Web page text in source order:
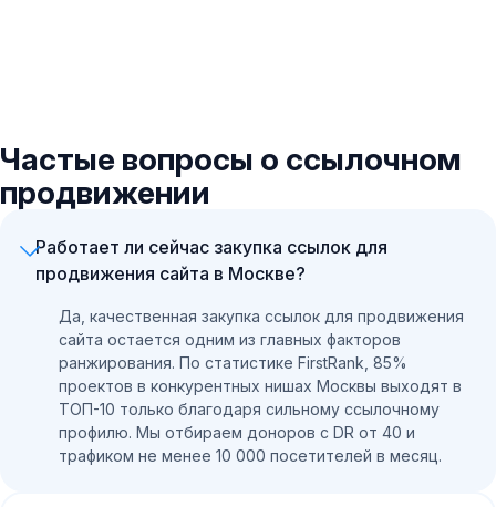
Частые вопросы о ссылочном
продвижении
Работает ли сейчас закупка ссылок для
продвижения сайта в Москве?
Да, качественная закупка ссылок для продвижения
сайта остается одним из главных факторов
ранжирования. По статистике FirstRank, 85%
проектов в конкурентных нишах Москвы выходят в
ТОП-10 только благодаря сильному ссылочному
профилю. Мы отбираем доноров с DR от 40 и
трафиком не менее 10 000 посетителей в месяц.